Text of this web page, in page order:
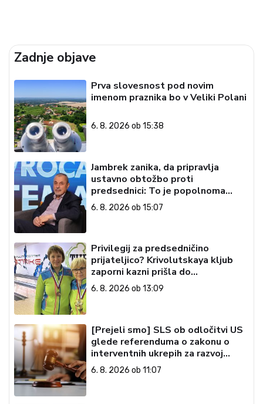
Zadnje objave
Prva slovesnost pod novim
imenom praznika bo v Veliki Polani
6. 8. 2026 ob 15:38
Jambrek zanika, da pripravlja
ustavno obtožbo proti
predsednici: To je popolnoma
neresnična informacija
6. 8. 2026 ob 15:07
Privilegij za predsedničino
prijateljico? Krivolutskaya kljub
zaporni kazni prišla do
državljanstva?
6. 8. 2026 ob 13:09
[Prejeli smo] SLS ob odločitvi US
glede referenduma o zakonu o
interventnih ukrepih za razvoj
Slovenije
6. 8. 2026 ob 11:07